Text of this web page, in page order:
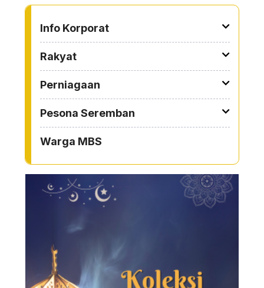
Info Korporat
Rakyat
Perniagaan
Pesona Seremban
Warga MBS